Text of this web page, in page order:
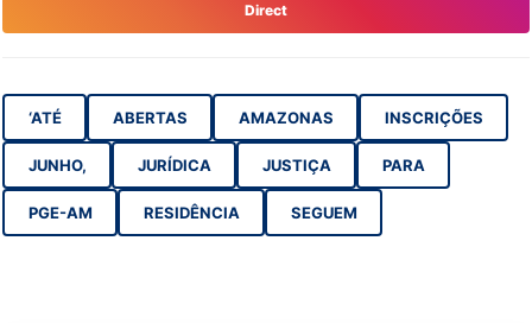
Direct
‘ATÉ ABERTAS AMAZONAS INSCRIÇÕES
JUNHO, JURÍDICA JUSTIÇA PARA
PGE-AM RESIDÊNCIA SEGUEM